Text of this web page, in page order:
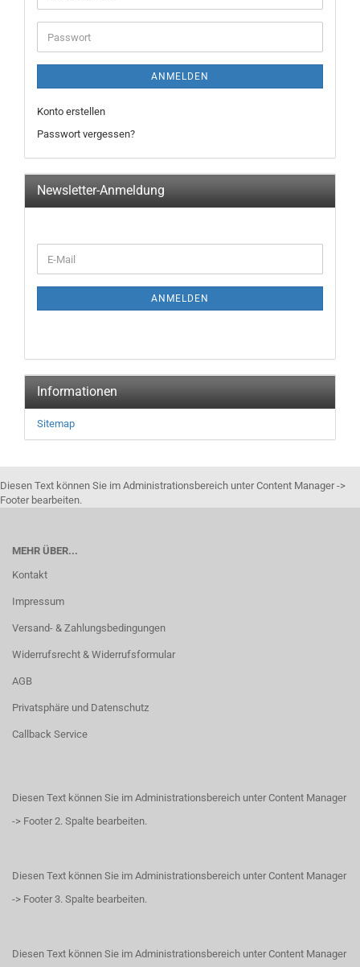
Mail-
Adresse
Passwort
ANMELDEN
Konto erstellen
Passwort vergessen?
Newsletter-Anmeldung
ZUR
E-
Mail
ANMELDEN
Informationen
Sitemap
Diesen Text können Sie im Administrationsbereich unter Content Manager ->
Footer bearbeiten.
MEHR ÜBER...
Kontakt
Impressum
Versand- & Zahlungsbedingungen
Widerrufsrecht & Widerrufsformular
AGB
Privatsphäre und Datenschutz
Callback Service
Diesen Text können Sie im Administrationsbereich unter Content Manager
-> Footer 2. Spalte bearbeiten.
Diesen Text können Sie im Administrationsbereich unter Content Manager
-> Footer 3. Spalte bearbeiten.
Diesen Text können Sie im Administrationsbereich unter Content Manager